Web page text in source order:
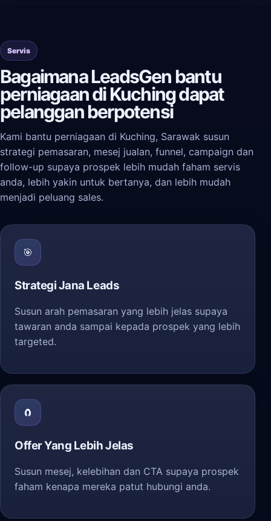
Servis
Bagaimana LeadsGen bantu
perniagaan di Kuching dapat
pelanggan berpotensi
Kami bantu perniagaan di Kuching, Sarawak susun
strategi pemasaran, mesej jualan, funnel, campaign dan
follow-up supaya prospek lebih mudah faham servis
anda, lebih yakin untuk bertanya, dan lebih mudah
menjadi peluang sales.
🎯
Strategi Jana Leads
Susun arah pemasaran yang lebih jelas supaya
tawaran anda sampai kepada prospek yang lebih
targeted.
🧲
Offer Yang Lebih Jelas
Susun mesej, kelebihan dan CTA supaya prospek
faham kenapa mereka patut hubungi anda.